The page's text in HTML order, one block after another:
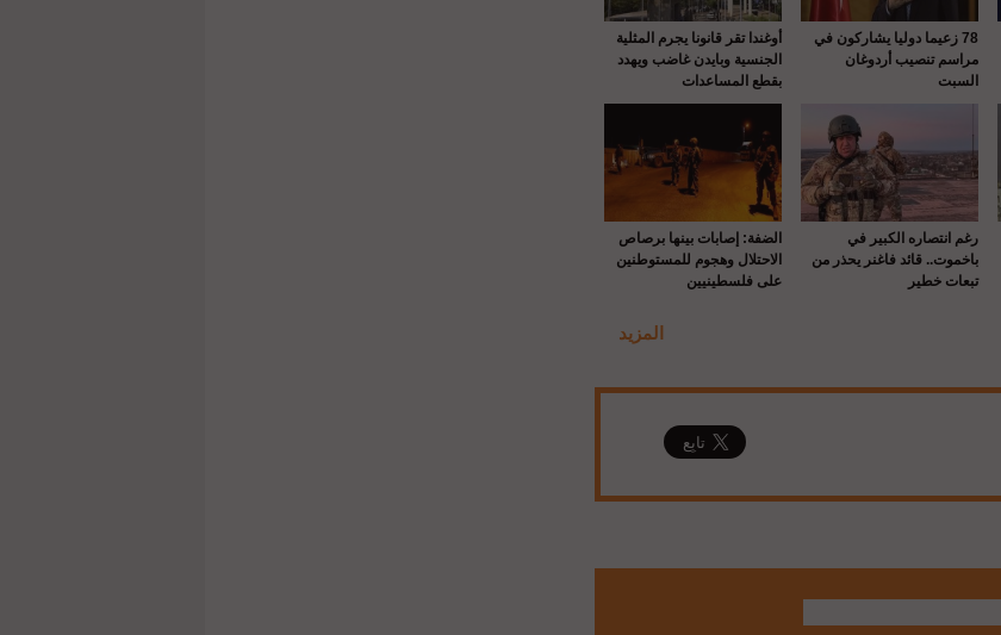
78 زعيما دوليا يشاركون في
مراسم تنصيب أردوغان
السبت
أوغندا تقر قانونا يجرم المثلية
الجنسية وبايدن غاضب ويهدد
بقطع المساعدات
رغم انتصاره الكبير في
باخموت.. قائد فاغنر يحذر من
تبعات خطير
الضفة: إصابات بينها برصاص
الاحتلال وهجوم للمستوطنين
على فلسطينيين
المزيد